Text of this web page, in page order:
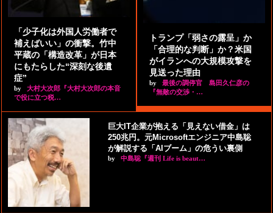
「少子化は外国人労働者で
補えばいい」の衝撃。竹中
平蔵の「構造改革」が日本
にもたらした“深刻な後遺
症”
by
大村大次郎『大村大次郎の本音
で役に立つ税…
トランプ「弱さの露呈」か
「合理的な判断」か？米国
がイランへの大規模攻撃を
見送った理由
by
最後の調停官 島田久仁彦の
『無敵の交渉・…
巨大IT企業が抱える「見えない借金」は
250兆円。元Microsoftエンジニア中島聡
が解説する「AIブーム」の危うい裏側
by 中島聡『週刊 Life is beaut…